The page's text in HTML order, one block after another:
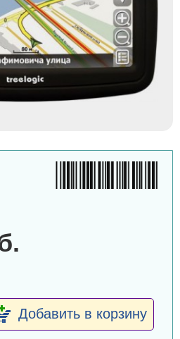
Добавить в корзину